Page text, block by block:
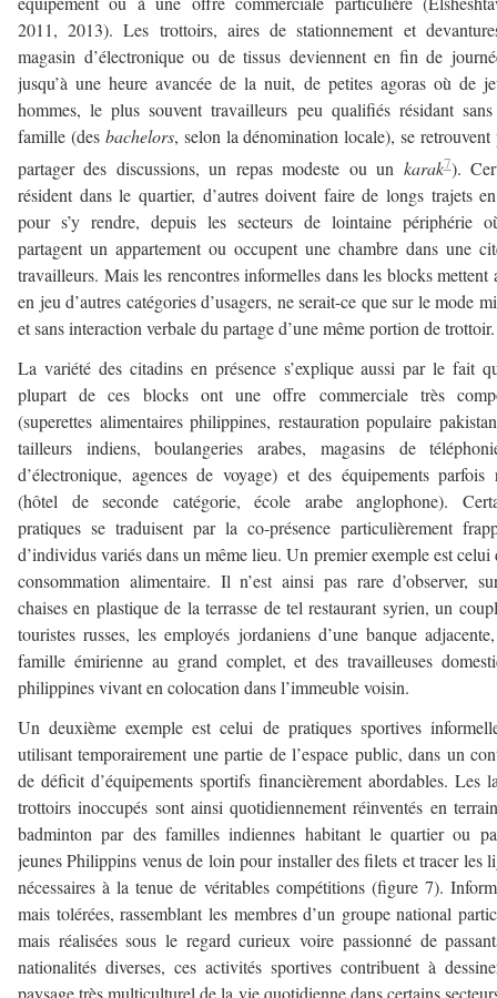
2011, 2013). Les trottoirs, aires de stationnement et
magasin d’électronique ou de tissus deviennent en fin de
jusqu’à une heure avancée de la nuit, de petites agoras où de
hommes, le plus souvent travailleurs peu qualifiés résidant
famille (des bachelors, selon la dénomination locale), se retrouvent
partager des discussions, un repas modeste ou un karak7).
résident dans le quartier, d’autres doivent faire de longs trajets
pour s’y rendre, depuis les secteurs de lointaine périphérie
partagent un appartement ou occupent une chambre dans une
travailleurs. Mais les rencontres informelles dans les blocks mettent
en jeu d’autres catégories d’usagers, ne serait-ce que sur le mode
et sans interaction verbale du partage d’une même portion de trottoir.
La variété des citadins en présence s’explique aussi par le fait
plupart de ces blocks ont une offre commerciale très
(superettes alimentaires philippines, restauration populaire
tailleurs indiens, boulangeries arabes, magasins de
d’électronique, agences de voyage) et des équipements parfois
(hôtel de seconde catégorie, école arabe anglophone).
pratiques se traduisent par la co-présence particulièrement
d’individus variés dans un même lieu. Un premier exemple est celui
consommation alimentaire. Il n’est ainsi pas rare d’observer,
chaises en plastique de la terrasse de tel restaurant syrien, un
touristes russes, les employés jordaniens d’une banque
famille émirienne au grand complet, et des travailleuses
philippines vivant en colocation dans l’immeuble voisin.
Un deuxième exemple est celui de pratiques sportives
utilisant temporairement une partie de l’espace public, dans un
de déficit d’équipements sportifs financièrement abordables. Les
trottoirs inoccupés sont ainsi quotidiennement réinventés en
badminton par des familles indiennes habitant le quartier ou
jeunes Philippins venus de loin pour installer des filets et tracer les
nécessaires à la tenue de véritables compétitions (figure 7).
mais tolérées, rassemblant les membres d’un groupe national
mais réalisées sous le regard curieux voire passionné de
nationalités diverses, ces activités sportives contribuent à
paysage très multiculturel de la vie quotidienne dans certains